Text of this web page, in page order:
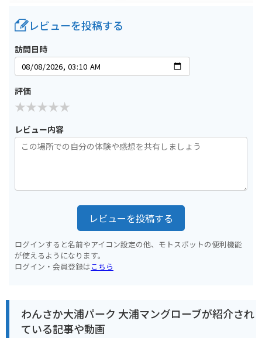
レビューを投稿する
訪問日時
評価
レビュー内容
レビューを投稿する
ログインすると名前やアイコン設定の他、モトスポットの便利機能
が使えるようになります。
ログイン・会員登録はこちら
わんさか大浦パーク 大浦マングローブが紹介され
ている記事や動画